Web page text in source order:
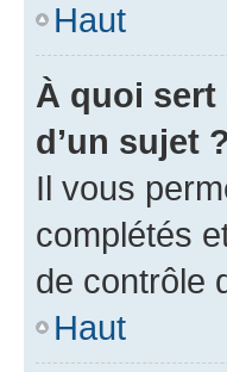
Haut
À quoi sert
d’un sujet ?
Il vous
complétés
de contrôle
Haut